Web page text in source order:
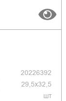
20226392
29,5x32,5
шт